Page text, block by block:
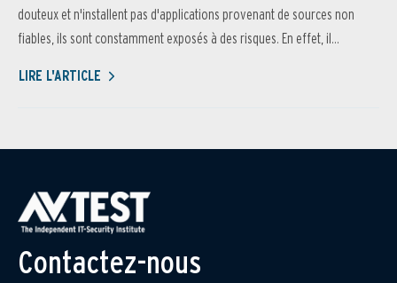
douteux et n'installent pas d'applications provenant de sources non
fiables, ils sont constamment exposés à des risques. En effet, il...
LIRE L'ARTICLE
Contactez-nous